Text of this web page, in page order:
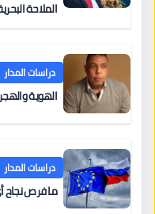
الملاحة
دراسات المدار
الهوية
دراسات المدار
ما فرص نجاح